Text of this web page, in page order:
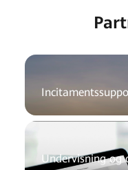
Undervisning og